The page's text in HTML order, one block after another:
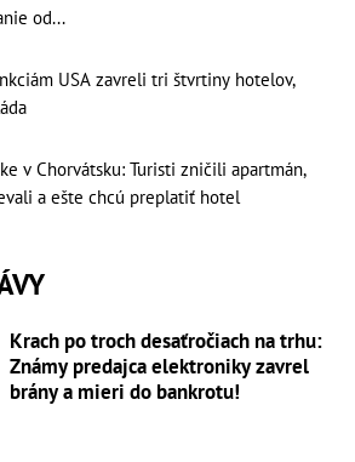
od...
USA zavreli tri štvrtiny hotelov,
v Chorvátsku: Turisti zničili apartmán,
a ešte chcú preplatiť hotel
Krach po troch desaťročiach na trhu:
Známy predajca elektroniky zavrel
brány a mieri do bankrotu!